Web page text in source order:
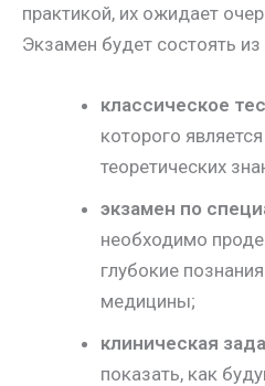
практикой, их ожидает
Экзамен будет состоять из
классическое
которого
теоретических
экзамен по
необходимо
глубокие
медицины;
клиническая
показать, как